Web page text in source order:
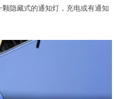
隐藏式的通知灯，充电或有通知